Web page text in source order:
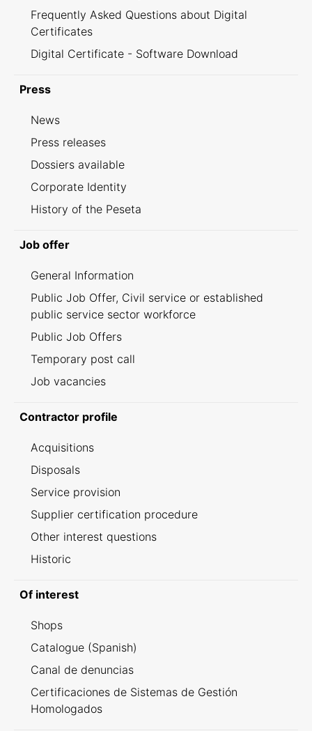
Frequently Asked Questions about Digital
Certificates
Digital Certificate - Software Download
Press
News
Press releases
Dossiers available
Corporate Identity
History of the Peseta
Job offer
General Information
Public Job Offer, Civil service or established
public service sector workforce
Public Job Offers
Temporary post call
Job vacancies
Contractor profile
Acquisitions
Disposals
Service provision
Supplier certification procedure
Other interest questions
Historic
Of interest
Shops
Catalogue (Spanish)
Canal de denuncias
Certificaciones de Sistemas de Gestión
Homologados